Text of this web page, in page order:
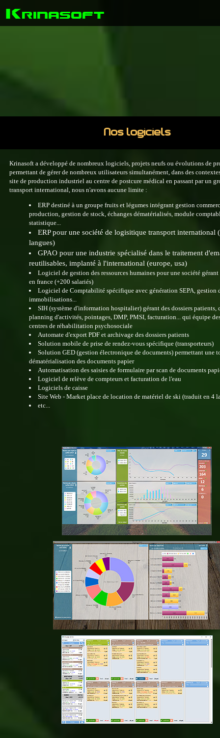
Krinasoft
Nos logiciels
Krinasoft a développé de nombreux logiciels, projets neufs ou évolutions de
permettant de gérer de nombreux utilisateurs simultanément, dans des
site de production industriel au centre de postcure médical en passant par un
transport international, nous n'avons aucune limite :
ERP destiné à un groupe fruits et légumes intégrant gestion
production, gestion de stock, échanges dématérialisés, module
statistique...
ERP pour une société de logisitique transport international
langues)
GPAO pour une industrie spécialisé dans le traitement
reutilisables, implanté à l'international (europe, usa)
Logiciel de gestion des ressources humaines pour une société
en france (+200 salariés)
Logiciel de Comptabilité spécifique avec génération SEPA, gestion
immobilisations...
SIH (système d'information hospitalier) gérant des dossiers patients,
planning d'activités, pointages, DMP, PMSI, facturation... qui équipe des
centres de réhabilitation psychosociale
Automate d'export PDF et archivage des dossiers patients
Solution mobile de prise de rendez-vous spécifique (transporteurs)
Solution GED (gestion électronique de documents) permettant une
dématérialisation des documents papier
Automatisation des saisies de formulaire par scan de documents
Logiciel de relève de compteurs et facturation de l'eau
Logiciels de caisse
Site Web - Market place de location de matériel de ski (traduit en 4
etc...